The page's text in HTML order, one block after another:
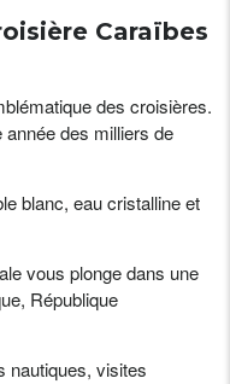
Caraïbes
des croisières.
des milliers de
blanc, eau cristalline et
vous plonge dans une
République
nautiques, visites